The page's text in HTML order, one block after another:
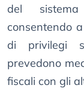
del
consentendo
di privilegi
prevedono
fiscali con gli